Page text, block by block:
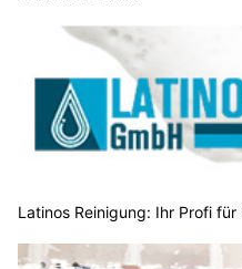
Latinos Reinigung: Ihr Profi